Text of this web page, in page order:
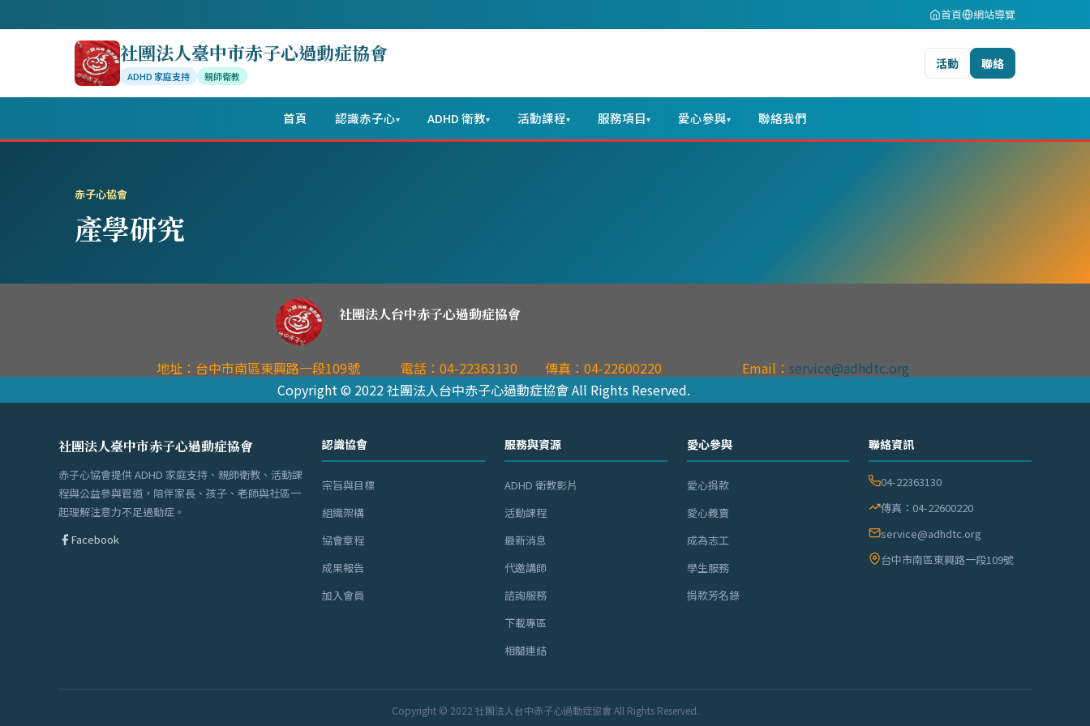
首頁 網站導覽
社團法人臺中市赤子心過動症協會
ADHD 家庭支持 親師衛教
活動 聯絡
首頁 認識赤子心▾ ADHD 衛教▾ 活動課程▾ 服務項目▾ 愛心參與▾ 聯絡我們
赤子心協會
產學研究
社團法人台中赤子心過動症協會
地址：台中市南區東興路一段109號 電話：04-22363130 傳真：04-22600220 Email：service@adhdtc.org
Copyright © 2022 社團法人台中赤子心過動症協會 All Rights Reserved.
社團法人臺中市赤子心過動症協會
赤子心協會提供 ADHD 家庭支持、親師衛教、活動課
程與公益參與管道，陪伴家長、孩子、老師與社區一
起理解注意力不足過動症。
Facebook
認識協會
宗旨與目標
組織架構
協會章程
成果報告
加入會員
服務與資源
ADHD 衛教影片
活動課程
最新消息
代邀講師
諮詢服務
下載專區
相關連結
愛心參與
愛心捐款
愛心義賣
成為志工
學生服務
捐款芳名錄
聯絡資訊
04-22363130
傳真：04-22600220
service@adhdtc.org
台中市南區東興路一段109號
Copyright © 2022 社團法人台中赤子心過動症協會 All Rights Reserved.